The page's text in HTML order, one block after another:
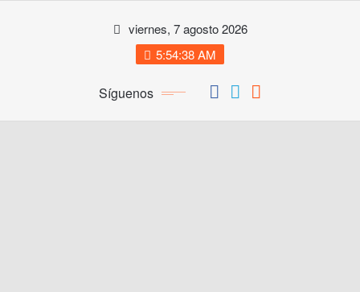
viernes, 7 agosto 2026
5:54:38 AM
Síguenos